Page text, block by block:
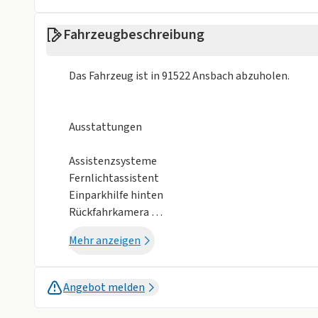
Metalliclackierung
Weniger
Fahrzeugbeschreibung
Das Fahrzeug ist in 91522 Ansbach abzuholen.
Ausstattungen
Assistenzsysteme
Fernlichtassistent
Einparkhilfe hinten
Rückfahrkamera
Berganfahrhilfe
Totwinkel-Assistent
Spurhalteassistent
Mehr anzeigen
Angebot melden